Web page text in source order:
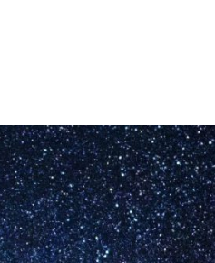
(BULLET) JOURNALLING